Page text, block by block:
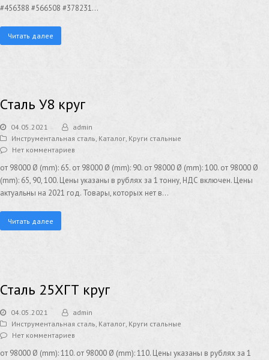
#456388 #566508 #378231…
Читать далее
Сталь У8 круг
04.05.2021
admin
Инструментальная сталь, Каталог, Круги стальные
Нет комментариев
от 98000 Ø (mm): 65. от 98000 Ø (mm): 90. от 98000 Ø (mm): 100. от 98000 Ø
(mm): 65, 90, 100. Цены указаны в рублях за 1 тонну, НДС включен. Цены
актуальны на 2021 год. Товары, которых нет в…
Читать далее
Сталь 25ХГТ круг
04.05.2021
admin
Инструментальная сталь, Каталог, Круги стальные
Нет комментариев
от 98000 Ø (mm): 110. от 98000 Ø (mm): 110. Цены указаны в рублях за 1